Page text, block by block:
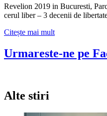
Revelion 2019 in Bucuresti,
cerul liber – 3 decenii de
Citește mai multCitește
despre
Titan
Urmareste-ne pe
Alte stiri